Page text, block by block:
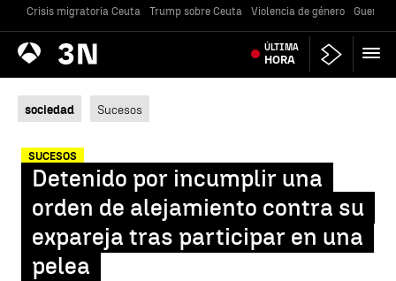
Crisis migratoria Ceuta Trump sobre Ceuta Violencia de género Guerra
Antena
3 Noticias ÚLTIMA
HORA
sociedad Sucesos
SUCESOS
Detenido por incumplir una
orden de alejamiento contra su
expareja tras participar en una
pelea